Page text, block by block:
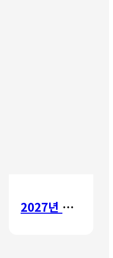
2027년 갈보리 어학원 유치부 신입생 모집